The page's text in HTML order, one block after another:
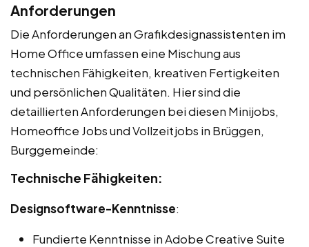
Anforderungen
Die Anforderungen an Grafikdesignassistenten im
Home Office umfassen eine Mischung aus
technischen Fähigkeiten, kreativen Fertigkeiten
und persönlichen Qualitäten. Hier sind die
detaillierten Anforderungen bei diesen Minijobs,
Homeoffice Jobs und Vollzeitjobs in Brüggen,
Burggemeinde:
Technische Fähigkeiten:
Designsoftware-Kenntnisse:
Fundierte Kenntnisse in Adobe Creative Suite